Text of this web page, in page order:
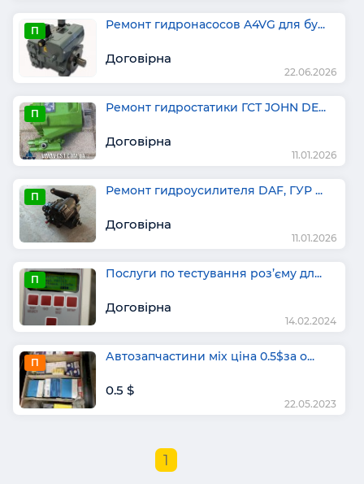
П Ремонт гидронасосов A4VG для бу...
Договірна
22.06.2026
П Ремонт гидростатики ГСТ JOHN DE...
Договірна
11.01.2026
П Ремонт гидроусилителя DAF, ГУР ...
Договірна
11.01.2026
П Послуги по тестування роз’єму дл...
Договірна
14.02.2024
П Автозапчастини міх ціна 0.5$за о...
0.5 $
22.05.2023
1